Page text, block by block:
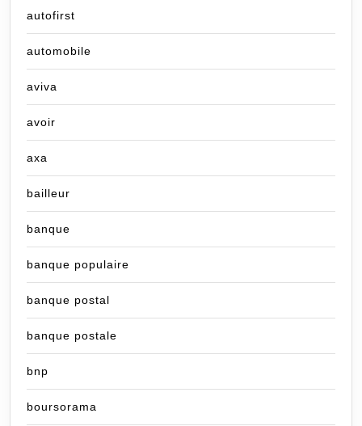
autofirst
automobile
aviva
avoir
axa
bailleur
banque
banque populaire
banque postal
banque postale
bnp
boursorama